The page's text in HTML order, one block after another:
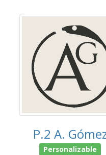
P.2 A.
Personalizable